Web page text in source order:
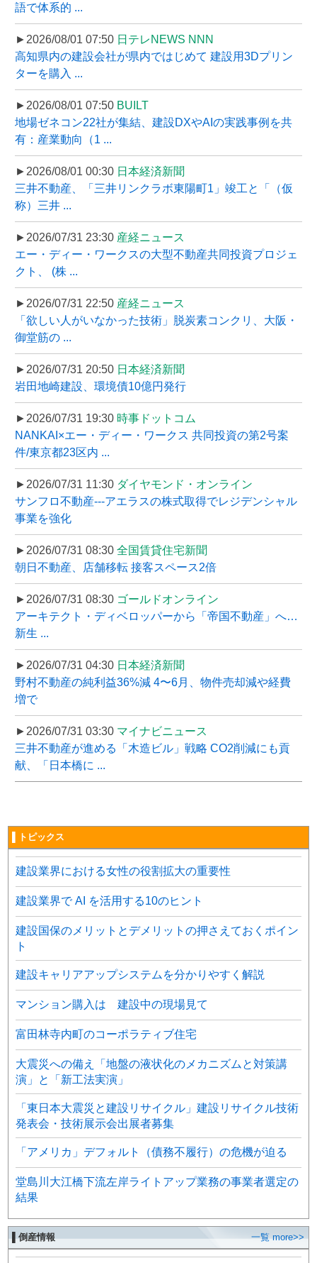
語で体系的 ...
►2026/08/01 07:50 日テレNEWS NNN
高知県内の建設会社が県内ではじめて 建設用3Dプリン
ターを購入 ...
►2026/08/01 07:50 BUILT
地場ゼネコン22社が集結、建設DXやAIの実践事例を共
有：産業動向（1 ...
►2026/08/01 00:30 日本経済新聞
三井不動産、「三井リンクラボ東陽町1」竣工と「（仮
称）三井 ...
►2026/07/31 23:30 産経ニュース
エー・ディー・ワークスの大型不動産共同投資プロジェ
クト、 (株 ...
►2026/07/31 22:50 産経ニュース
「欲しい人がいなかった技術」脱炭素コンクリ、大阪・
御堂筋の ...
►2026/07/31 20:50 日本経済新聞
岩田地崎建設、環境債10億円発行
►2026/07/31 19:30 時事ドットコム
NANKAI×エー・ディー・ワークス 共同投資の第2号案
件/東京都23区内 ...
►2026/07/31 11:30 ダイヤモンド・オンライン
サンフロ不動産---アエラスの株式取得でレジデンシャル
事業を強化
►2026/07/31 08:30 全国賃貸住宅新聞
朝日不動産、店舗移転 接客スペース2倍
►2026/07/31 08:30 ゴールドオンライン
アーキテクト・ディベロッパーから「帝国不動産」へ…
新生 ...
►2026/07/31 04:30 日本経済新聞
野村不動産の純利益36%減 4〜6月、物件売却減や経費
増で
►2026/07/31 03:30 マイナビニュース
三井不動産が進める「木造ビル」戦略 CO2削減にも貢
献、「日本橋に ...
▌トピックス
建設業界における女性の役割拡大の重要性
建設業界で AI を活用する10のヒント
建設国保のメリットとデメリットの押さえておくポイン
ト
建設キャリアアップシステムを分かりやすく解説
マンション購入は 建設中の現場見て
富田林寺内町のコーポラティブ住宅
大震災への備え「地盤の液状化のメカニズムと対策講
演」と「新工法実演」
「東日本大震災と建設リサイクル」建設リサイクル技術
発表会・技術展示会出展者募集
「アメリカ」デフォルト（債務不履行）の危機が迫る
堂島川大江橋下流左岸ライトアップ業務の事業者選定の
結果
▌倒産情報 一覧 more>>